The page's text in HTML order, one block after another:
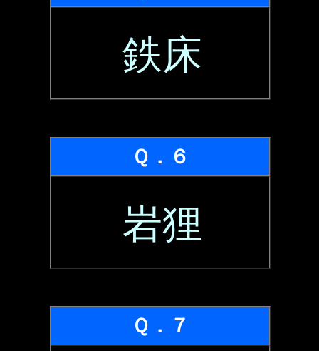
鉄床
Ｑ．６
岩狸
Ｑ．７